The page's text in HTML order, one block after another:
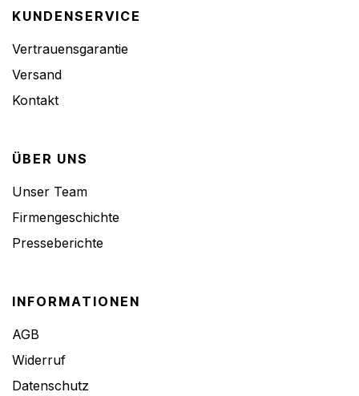
KUNDENSERVICE
Vertrauensgarantie
Versand
Kontakt
ÜBER UNS
Unser Team
Firmengeschichte
Presseberichte
INFORMATIONEN
AGB
Widerruf
Datenschutz